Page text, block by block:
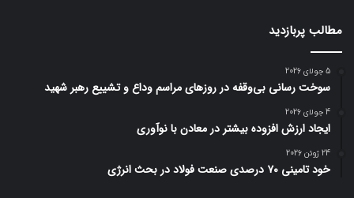
مطالب پربازدید
5 جولای 2026
سوخت رسانی بی‌وقفه در روز‌های مراسم وداع و تشییع رهبر شهید
4 جولای 2026
ایجاد ارزش افزوده بیشتر در معادن با نوآوری
24 ژوئن 2026
خود تامینی ۷۰ درصدی صنعت فولاد در بحث انرژی